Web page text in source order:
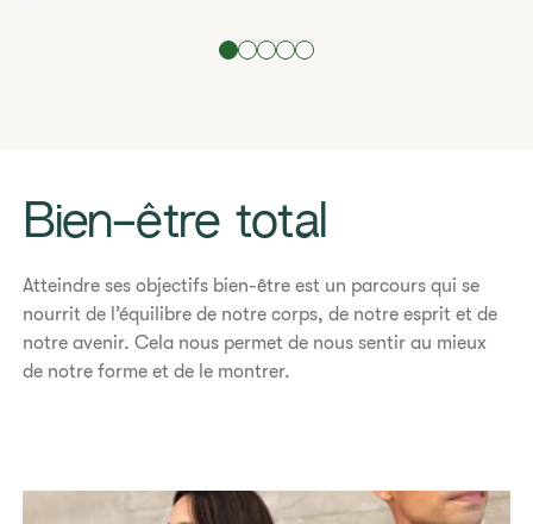
Bien-être total
​Atteindre ses objectifs bien-être est un parcours qui se
nourrit de l’équilibre de notre corps, de notre esprit et de
notre avenir. Cela nous permet de nous sentir au mieux
de notre forme et de le montrer.